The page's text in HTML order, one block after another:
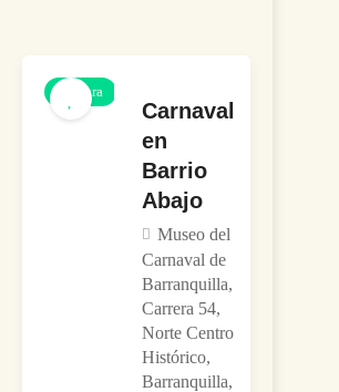
Cultura
Carnaval
en
Barrio
Abajo
Museo del
Carnaval de
Barranquilla,
Carrera 54,
Norte Centro
Histórico,
Barranquilla,